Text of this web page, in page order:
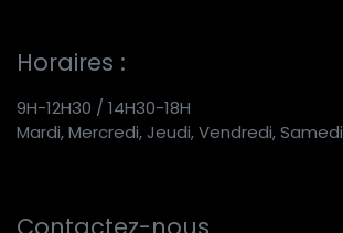
Horaires :
9H-12H30 / 14H30-18H
Mardi, Mercredi, Jeudi, Vendredi, Samedi